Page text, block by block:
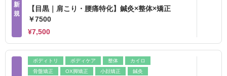
新
規
【目黒｜肩こり・腰痛特化】鍼灸×整体×矯正
￥7500
¥7,500
ボディトリ ボディケア 整体
カイロ
骨盤矯正
OX脚矯正 小顔矯正 鍼灸